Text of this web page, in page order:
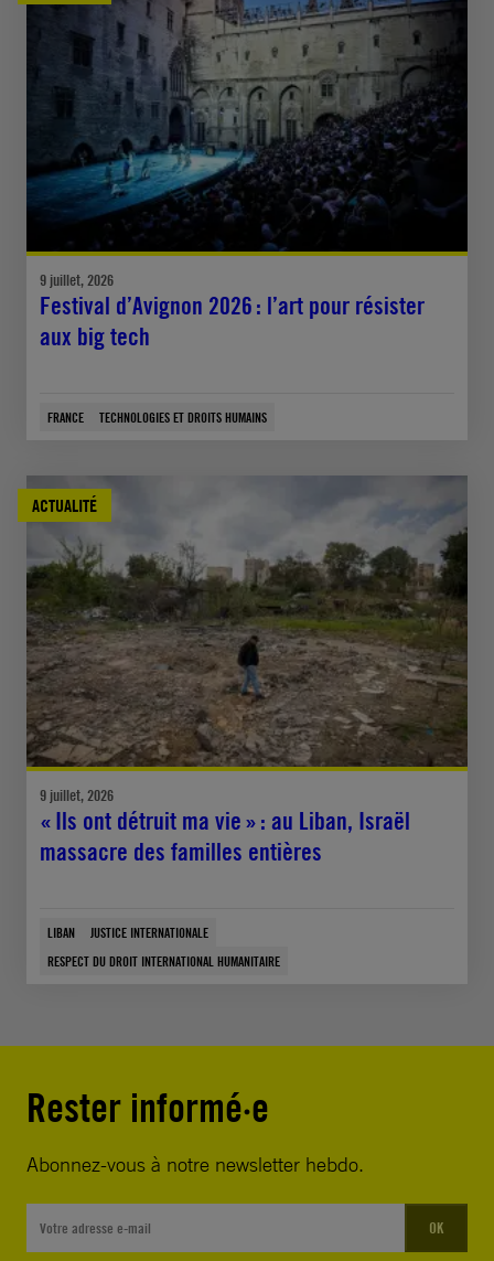
9 juillet, 2026
Festival d’Avignon 2026 : l’art pour résister
aux big tech
FRANCE TECHNOLOGIES ET DROITS HUMAINS
ACTUALITÉ
9 juillet, 2026
« Ils ont détruit ma vie » : au Liban, Israël
massacre des familles entières
LIBAN
JUSTICE INTERNATIONALE
RESPECT DU DROIT INTERNATIONAL HUMANITAIRE
Rester informé·e
Abonnez-vous à notre newsletter hebdo.
OK